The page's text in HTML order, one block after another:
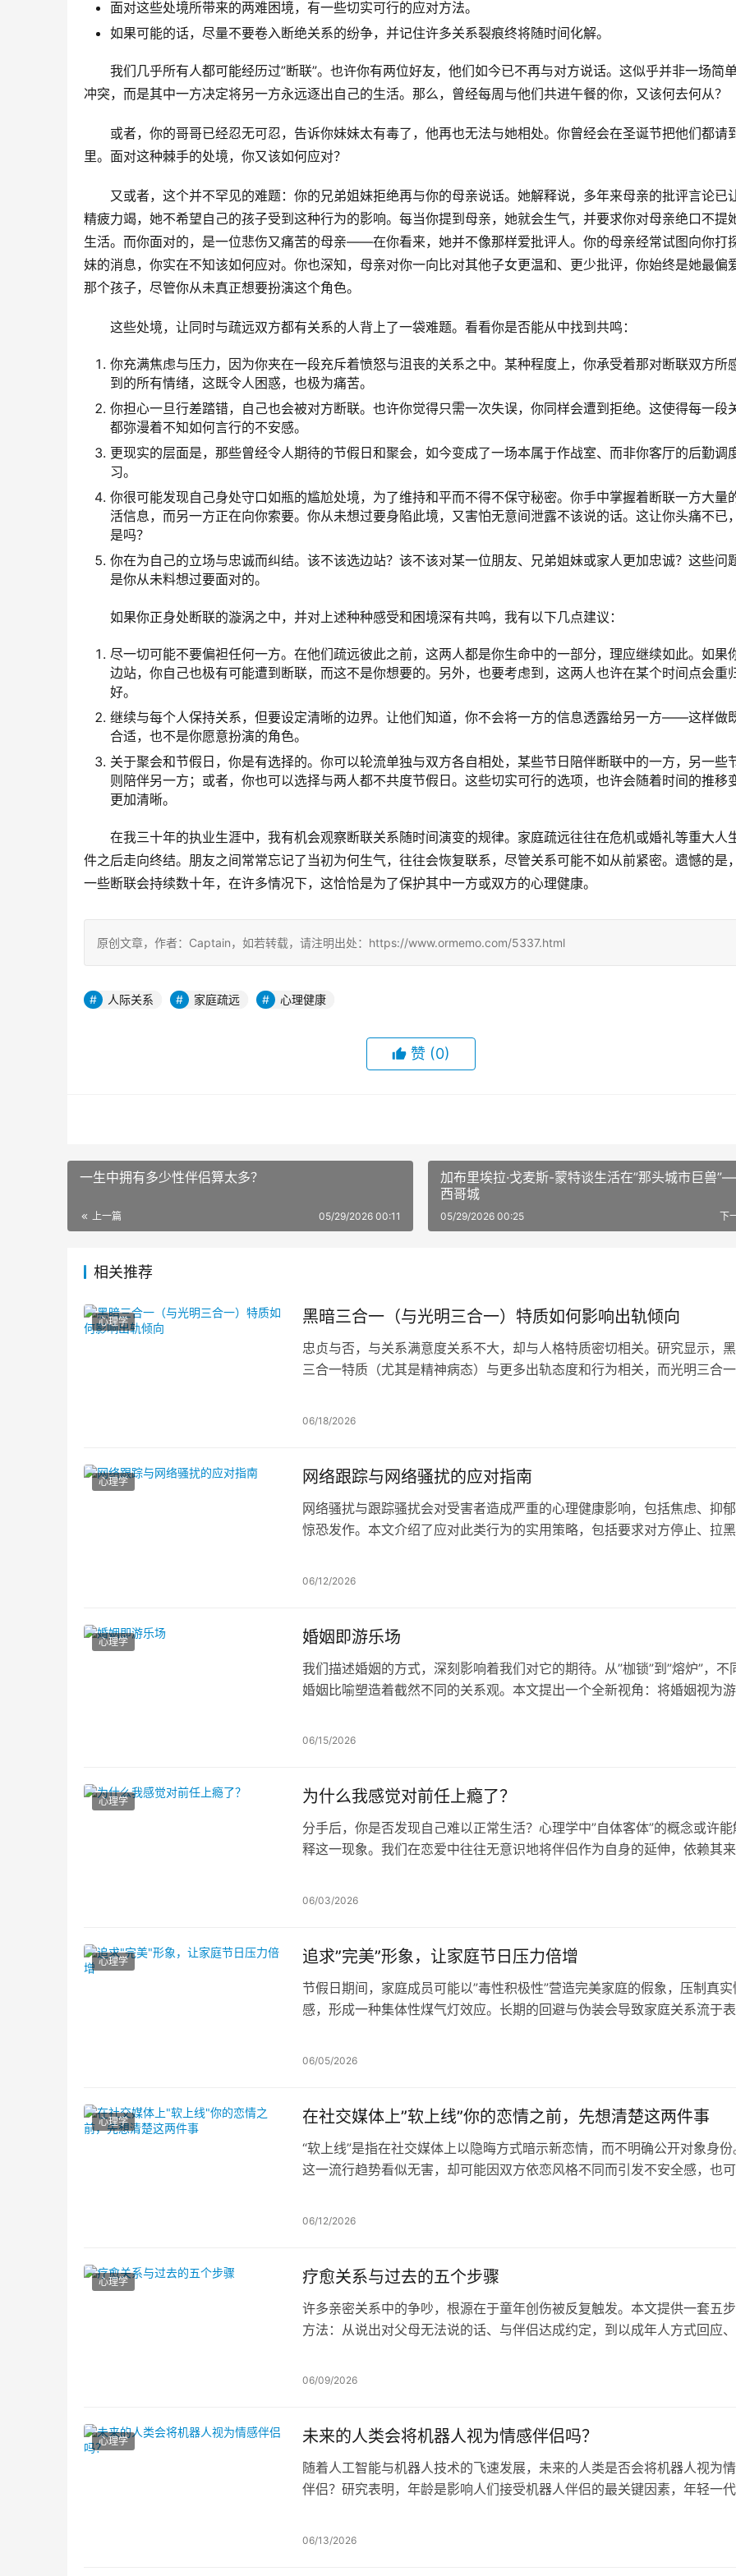
面对这些处境所带来的两难困境，有一些切实可行的应对方法。
如果可能的话，尽量不要卷入断绝关系的纷争，并记住许多关系裂痕终将随时间化解。
我们几乎所有人都可能经历过”断联”。也许你有两位好友，他们如今已不再与对方说话。这似乎并非一场简
冲突，而是其中一方决定将另一方永远逐出自己的生活。那么，曾经每周与他们共进午餐的你，又该何去何从？
或者，你的哥哥已经忍无可忍，告诉你妹妹太有毒了，他再也无法与她相处。你曾经会在圣诞节把他们都请
里。面对这种棘手的处境，你又该如何应对？
又或者，这个并不罕见的难题：你的兄弟姐妹拒绝再与你的母亲说话。她解释说，多年来母亲的批评言论已
精疲力竭，她不希望自己的孩子受到这种行为的影响。每当你提到母亲，她就会生气，并要求你对母亲绝口不提
生活。而你面对的，是一位悲伤又痛苦的母亲——在你看来，她并不像那样爱批评人。你的母亲经常试图向你打
妹的消息，你实在不知该如何应对。你也深知，母亲对你一向比对其他子女更温和、更少批评，你始终是她最偏
那个孩子，尽管你从未真正想要扮演这个角色。
这些处境，让同时与疏远双方都有关系的人背上了一袋难题。看看你是否能从中找到共鸣：
你充满焦虑与压力，因为你夹在一段充斥着愤怒与沮丧的关系之中。某种程度上，你承受着那对断联双方所
到的所有情绪，这既令人困惑，也极为痛苦。
你担心一旦行差踏错，自己也会被对方断联。也许你觉得只需一次失误，你同样会遭到拒绝。这使得每一段
都弥漫着不知如何言行的不安感。
更现实的层面是，那些曾经令人期待的节假日和聚会，如今变成了一场本属于作战室、而非你客厅的后勤调
习。
你很可能发现自己身处守口如瓶的尴尬处境，为了维持和平而不得不保守秘密。你手中掌握着断联一方大量
活信息，而另一方正在向你索要。你从未想过要身陷此境，又害怕无意间泄露不该说的话。这让你头痛不已
是吗？
你在为自己的立场与忠诚而纠结。该不该选边站？该不该对某一位朋友、兄弟姐妹或家人更加忠诚？这些问题
是你从未料想过要面对的。
如果你正身处断联的漩涡之中，并对上述种种感受和困境深有共鸣，我有以下几点建议：
尽一切可能不要偏袒任何一方。在他们疏远彼此之前，这两人都是你生命中的一部分，理应继续如此。如果
边站，你自己也极有可能遭到断联，而这不是你想要的。另外，也要考虑到，这两人也许在某个时间点会重
好。
继续与每个人保持关系，但要设定清晰的边界。让他们知道，你不会将一方的信息透露给另一方——这样做
合适，也不是你愿意扮演的角色。
关于聚会和节假日，你是有选择的。你可以轮流单独与双方各自相处，某些节日陪伴断联中的一方，另一些
则陪伴另一方；或者，你也可以选择与两人都不共度节假日。这些切实可行的选项，也许会随着时间的推移
更加清晰。
在我三十年的执业生涯中，我有机会观察断联关系随时间演变的规律。家庭疏远往往在危机或婚礼等重大人
件之后走向终结。朋友之间常常忘记了当初为何生气，往往会恢复联系，尽管关系可能不如从前紧密。遗憾的是
一些断联会持续数十年，在许多情况下，这恰恰是为了保护其中一方或双方的心理健康。
原创文章，作者：Captain，如若转载，请注明出处：https://www.ormemo.com/5337.html
人际关系 家庭疏远 心理健康
赞 (0)
一生中拥有多少性伴侣算太多？
上一篇 05/29/2026 00:11
加布里埃拉·戈麦斯-蒙特谈生活在”那头城市巨兽
西哥城
下
05/29/2026 00:25
相关推荐
心理学 黑暗三合一（与光明三合一）特质如何影响出轨倾向
忠贞与否，与关系满意度关系不大，却与人格特质密切相关。研究显示，
三合一特质（尤其是精神病态）与更多出轨态度和行为相关，而光明三合一
06/18/2026
心理学 网络跟踪与网络骚扰的应对指南
网络骚扰与跟踪骚扰会对受害者造成严重的心理健康影响，包括焦虑、抑
惊恐发作。本文介绍了应对此类行为的实用策略，包括要求对方停止、拉黑
06/12/2026
心理学 婚姻即游乐场
我们描述婚姻的方式，深刻影响着我们对它的期待。从”枷锁”到”熔炉”，不
婚姻比喻塑造着截然不同的关系观。本文提出一个全新视角：将婚姻视为游
06/15/2026
心理学 为什么我感觉对前任上瘾了？
分手后，你是否发现自己难以正常生活？心理学中”自体客体”的概念或许能
释这一现象。我们在恋爱中往往无意识地将伴侣作为自身的延伸，依赖其来
06/03/2026
心理学 追求”完美”形象，让家庭节日压力倍增
节假日期间，家庭成员可能以”毒性积极性”营造完美家庭的假象，压制真实
感，形成一种集体性煤气灯效应。长期的回避与伪装会导致家庭关系流于表
06/05/2026
心理学 在社交媒体上”软上线”你的恋情之前，先想清楚这两件事
“软上线”是指在社交媒体上以隐晦方式暗示新恋情，而不明确公开对象身份
这一流行趋势看似无害，却可能因双方依恋风格不同而引发不安全感，也可
06/12/2026
心理学 疗愈关系与过去的五个步骤
许多亲密关系中的争吵，根源在于童年创伤被反复触发。本文提供一套五
方法：从说出对父母无法说的话、与伴侣达成约定，到以成年人方式回应、
06/09/2026
心理学 未来的人类会将机器人视为情感伴侣吗？
随着人工智能与机器人技术的飞速发展，未来的人类是否会将机器人视为
伴侣？研究表明，年龄是影响人们接受机器人伴侣的最关键因素，年轻一代
06/13/2026